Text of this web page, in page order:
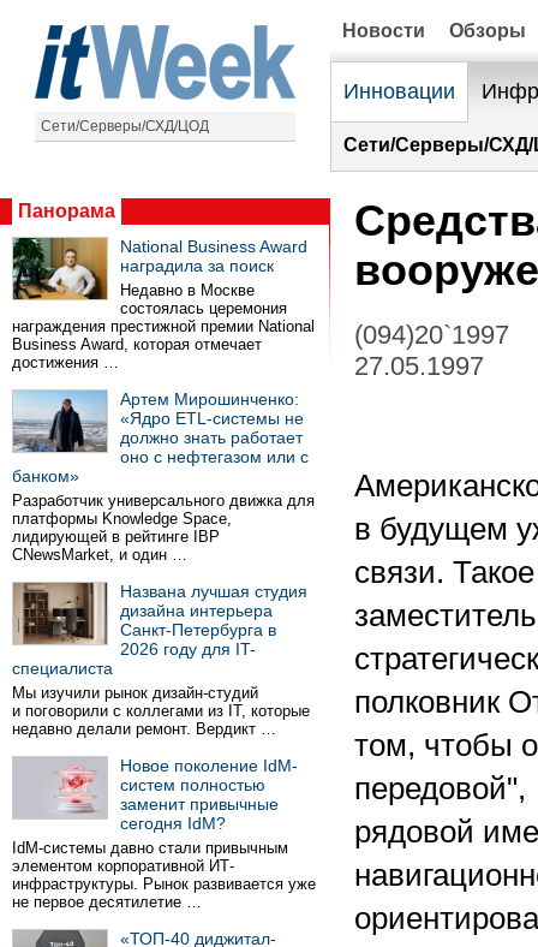
Сети/Серверы/СХД/ЦОД
Новости Обзоры
Инновации
Сети/Серверы/
Панорама
National Business Award
наградила за поиск
Недавно в Москве
состоялась церемония
награждения престижной премии National
Business Award, которая отмечает
достижения …
Артем Мирошинченко:
«Ядро ETL-системы не
должно знать работает
оно с нефтегазом или с
банком»
Разработчик универсального движка для
платформы Knowledge Space,
лидирующей в рейтинге IBP
CNewsMarket, и один …
Названа лучшая студия
дизайна интерьера
Санкт-Петербурга в
2026 году для IT-
специалиста
Мы изучили рынок дизайн-студий
и поговорили с коллегами из IT, которые
недавно делали ремонт. Вердикт …
Новое поколение IdM-
систем полностью
заменит привычные
сегодня IdM?
IdM-системы давно стали привычным
элементом корпоративной ИТ-
инфраструктуры. Рынок развивается уже
не первое десятилетие …
«ТОП-40 диджитал-
(094)20`1997
27.05.1997
в будущем
связи.
полковник
том, чтобы
рядовой